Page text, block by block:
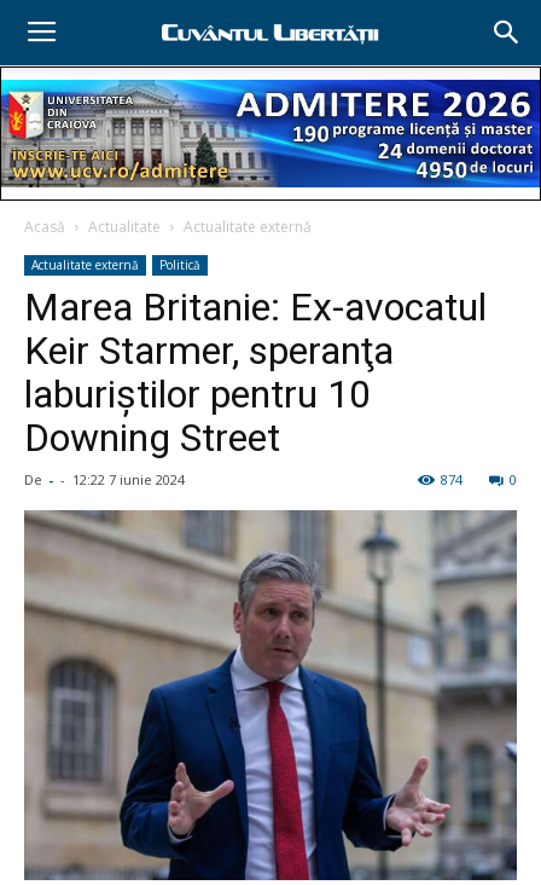
Acasă Actualitate Actualitate externă
Actualitate externă Politică
Marea Britanie: Ex-avocatul
Keir Starmer, speranţa
laburiştilor pentru 10
Downing Street
De - - 12:22 7 iunie 2024 0
874